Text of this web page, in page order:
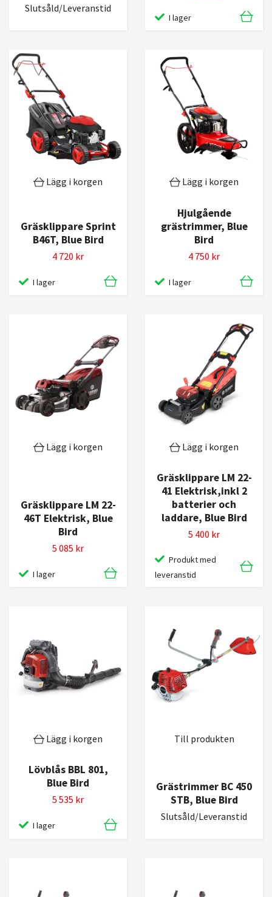
Slutsåld/Leveranstid
I lager
Lägg i korgen
Gräsklippare Sprint
B46T, Blue Bird
4 720 kr
I lager
Lägg i korgen
Hjulgående
grästrimmer, Blue
Bird
4 750 kr
I lager
Lägg i korgen
Gräsklippare LM 22-
46T Elektrisk, Blue
Bird
5 085 kr
I lager
Lägg i korgen
Gräsklippare LM 22-
41 Elektrisk,inkl 2
batterier och
laddare, Blue Bird
5 400 kr
Produkt med
leveranstid
Lägg i korgen
Lövblås BBL 801,
Blue Bird
5 535 kr
I lager
Till produkten
Grästrimmer BC 450
STB, Blue Bird
Slutsåld/Leveranstid